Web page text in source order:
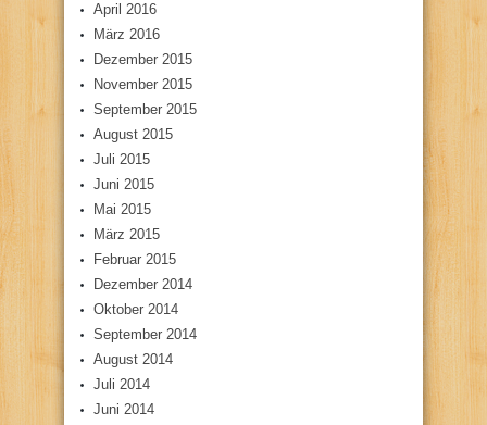
April 2016
März 2016
Dezember 2015
November 2015
September 2015
August 2015
Juli 2015
Juni 2015
Mai 2015
März 2015
Februar 2015
Dezember 2014
Oktober 2014
September 2014
August 2014
Juli 2014
Juni 2014